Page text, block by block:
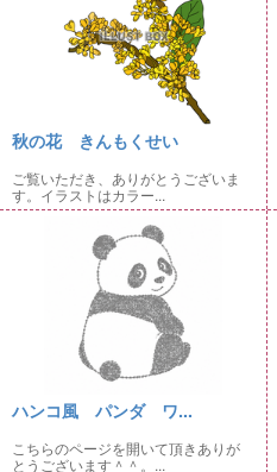
秋の花 きんもくせい
ご覧いただき、ありがとうございま
す。イラストはカラー...
ハンコ風 パンダ ワ...
こちらのページを開いて頂きありが
とうございます＾＾。...